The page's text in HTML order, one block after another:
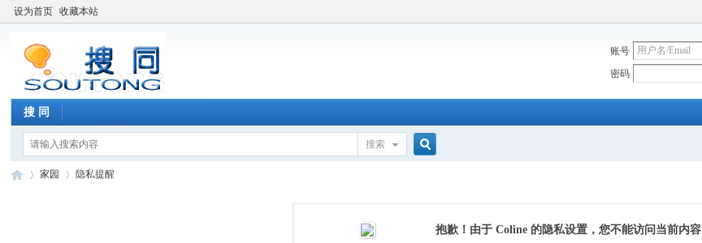
设为首页 收藏本站
账号
密码
搜 同
搜索
家园 隐私提醒
抱歉！由于 Coline 的隐私设置，您不能访问当前内容